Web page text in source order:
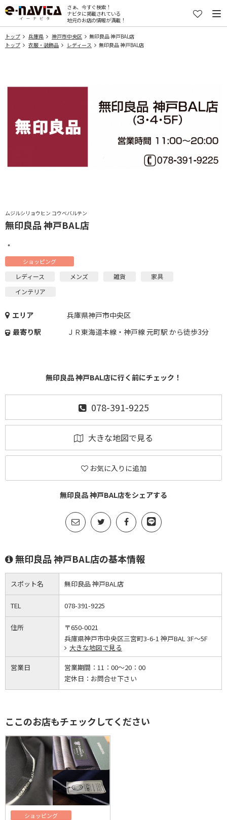
さぁ、今すぐ検索！
ナビタに掲載されている
地元のお店の情報が満載！
トップ 兵庫県 神戸市中央区
無印良品 神戸BAL店
トップ
衣服・装飾品 レディース 無印良品 神戸BAL店
ムジルシリョウヒン コウベバルテン
無印良品 神戸BAL店
・
ショッピング
レディース メンズ 雑貨
家具
インテリア
エリア
兵庫県神戸市中央区
最寄り駅
ＪＲ東海道本線・神戸線 元町駅 から徒歩3分
無印良品 神戸BAL店に行く前にチェック！
078-391-9225
大きな地図で見る
お気に入りに追加
無印良品 神戸BAL店をシェアする
無印良品 神戸BAL店の基本情報
スポット名 無印良品 神戸BAL店
TEL 078-391-9225
住所
〒650-0021
兵庫県神戸市中央区三宮町3-6-1 神戸BAL 3F～5F
大きな地図で見る
営業日 営業期間： 11：00～20：00
定休日： お問合せ下さい
ここのお店もチェックしてください
ショッピング